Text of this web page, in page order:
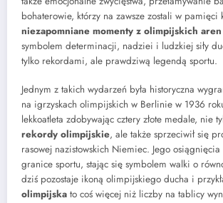
bohaterowie, którzy na zawsze zostali w pamięci
niezapomniane momenty z olimpijskich aren
symbolem determinacji, nadziei i ludzkiej siły
tylko rekordami, ale prawdziwą legendą sportu.
Jednym z takich wydarzeń była historyczna
na igrzyskach olimpijskich w Berlinie w 1936
lekkoatleta zdobywając cztery złote medale, nie
rekordy olimpijskie, ale także sprzeciwił się
rasowej nazistowskich Niemiec. Jego osiągnięcia
granice sportu, stając się symbolem walki o
dziś pozostaje ikoną olimpijskiego ducha i
olimpijska to coś więcej niż liczby na tablicy